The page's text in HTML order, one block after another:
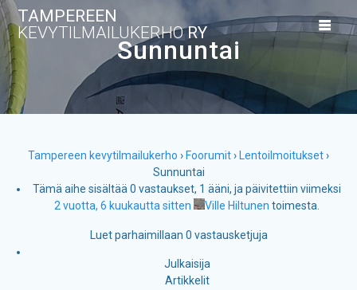
Skip
to
content
TAMPEREEN
KEVYTILMAILUKERHORY
Sunnuntai
Tampereen kevytilmailukerho › Foorumit› Lentoilmoitukset›
Sunnuntai
Tämä aihe sisältää 0 vastaukset, 1 ääni, ja päivitettiin viimeksi
2 vuotta, 6 kuukautta sitten
Ville Hiltunen toimesta.
Luet parhaimillaan 0 vastausketjuja
Julkaisija
Artikkelit